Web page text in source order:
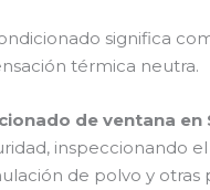
significa
térmica neutra.
de ventana en
inspeccionando
de polvo y